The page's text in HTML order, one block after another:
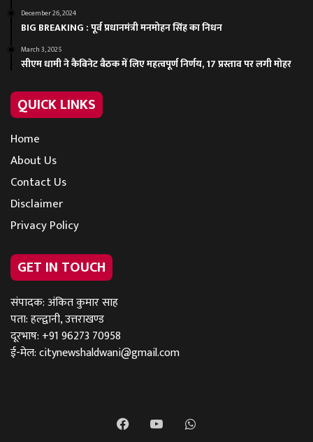
December 26, 2024
BIG BREAKING : पूर्व प्रधानमंत्री मनमोहन सिंह का निधन
March 3, 2025
सीएम धामी ने कैबिनेट बैठक में लिए महत्वपूर्ण निर्णय, 17 प्रस्ताव पर लगी मोहर
QUICK LINKS
Home
About Us
Contact Us
Disclaimer
Privacy Policy
GET IN TOUCH
संपादक: अंकित कुमार साह
पता: हल्द्वानी, उत्तराखण्ड
दूरभाष: +91 96273 70958
ई-मेल:citynewshaldwani@gmail.com
FacebookYouTubeWhatsApp